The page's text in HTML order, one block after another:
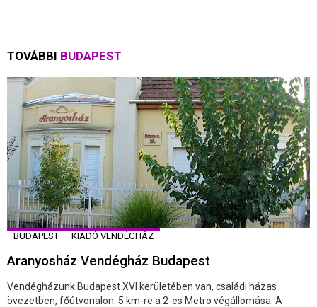
TOVÁBBI BUDAPEST
BUDAPEST KIADÓ VENDÉGHÁZ
Aranyosház Vendégház Budapest
Vendégházunk Budapest XVI kerületében van, családi házas
övezetben, főútvonalon. 5 km-re a 2-es Metro végállomása. A